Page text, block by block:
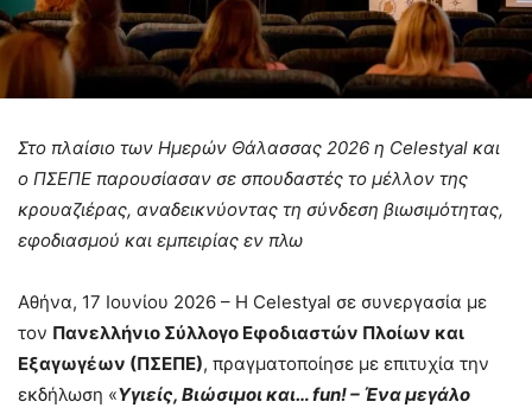
Στο πλαίσιο των Ημερών Θάλασσας 2026 η Celestyal και
ο ΠΣΕΠΕ παρουσίασαν σε σπουδαστές το μέλλον της
κρουαζιέρας, αναδεικνύοντας τη σύνδεση βιωσιμότητας,
εφοδιασμού και εμπειρίας εν πλω
Αθήνα, 17 Ιουνίου 2026 – Η Celestyal σε συνεργασία με
τον Πανελλήνιο Σύλλογο Εφοδιαστών Πλοίων και
Εξαγωγέων (ΠΣΕΠΕ), πραγματοποίησε με επιτυχία την
εκδήλωση «Υγιείς, Βιώσιμοι και…fun! – Ένα μεγάλο